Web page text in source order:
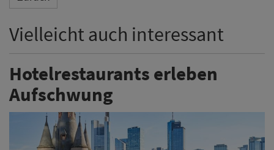
Vielleicht auch interessant
Hotelrestaurants erleben
Aufschwung